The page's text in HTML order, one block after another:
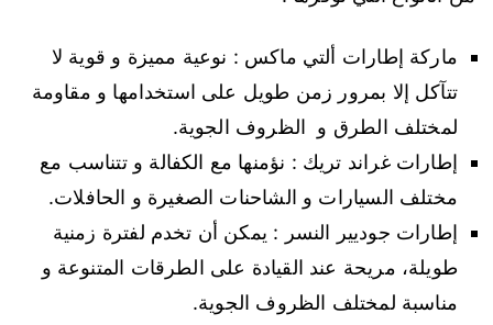
ماركة إطارات ألتي ماكس : نوعية مميزة و قوية لا
تتآكل إلا بمرور زمن طويل على استخدامها و مقاومة
لمختلف الطرق و الظروف الجوية.
إطارات غراند تريك : نؤمنها مع الكفالة و تتناسب مع
مختلف السيارات و الشاحنات الصغيرة و الحافلات.
إطارات جوديير النسر : يمكن أن تخدم لفترة زمنية
طويلة، مريحة عند القيادة على الطرقات المتنوعة و
مناسبة لمختلف الظروف الجوية.